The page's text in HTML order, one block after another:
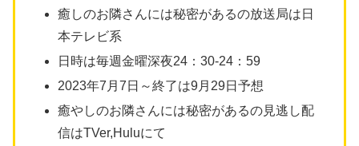
癒しのお隣さんには秘密があるの放送局は日
本テレビ系
日時は毎週金曜深夜24：30-24：59
2023年7月7日～終了は9月29日予想
癒やしのお隣さんには秘密があるの見逃し配
信はTVer,Huluにて